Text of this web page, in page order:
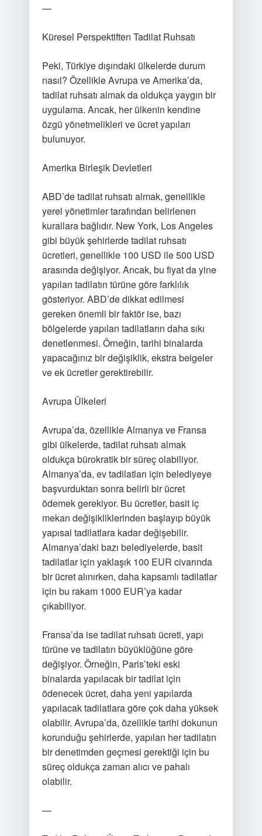
—
Küresel Perspektiften Tadilat Ruhsatı
Peki, Türkiye dışındaki ülkelerde durum
nasıl? Özellikle Avrupa ve Amerika’da,
tadilat ruhsatı almak da oldukça yaygın bir
uygulama. Ancak, her ülkenin kendine
özgü yönetmelikleri ve ücret yapıları
bulunuyor.
Amerika Birleşik Devletleri
ABD’de tadilat ruhsatı almak, genellikle
yerel yönetimler tarafından belirlenen
kurallara bağlıdır. New York, Los Angeles
gibi büyük şehirlerde tadilat ruhsatı
ücretleri, genellikle 100 USD ile 500 USD
arasında değişiyor. Ancak, bu fiyat da yine
yapılan tadilatın türüne göre farklılık
gösteriyor. ABD’de dikkat edilmesi
gereken önemli bir faktör ise, bazı
bölgelerde yapılan tadilatların daha sıkı
denetlenmesi. Örneğin, tarihi binalarda
yapacağınız bir değişiklik, ekstra belgeler
ve ek ücretler gerektirebilir.
Avrupa Ülkeleri
Avrupa’da, özellikle Almanya ve Fransa
gibi ülkelerde, tadilat ruhsatı almak
oldukça bürokratik bir süreç olabiliyor.
Almanya’da, ev tadilatları için belediyeye
başvurduktan sonra belirli bir ücret
ödemek gerekiyor. Bu ücretler, basit iç
mekan değişikliklerinden başlayıp büyük
yapısal tadilatlara kadar değişebilir.
Almanya’daki bazı belediyelerde, basit
tadilatlar için yaklaşık 100 EUR civarında
bir ücret alınırken, daha kapsamlı tadilatlar
için bu rakam 1000 EUR’ya kadar
çıkabiliyor.
Fransa’da ise tadilat ruhsatı ücreti, yapı
türüne ve tadilatın büyüklüğüne göre
değişiyor. Örneğin, Paris’teki eski
binalarda yapılacak bir tadilat için
ödenecek ücret, daha yeni yapılarda
yapılacak tadilatlara göre çok daha yüksek
olabilir. Avrupa’da, özellikle tarihi dokunun
korunduğu şehirlerde, yapılan her tadilatın
bir denetimden geçmesi gerektiği için bu
süreç oldukça zaman alıcı ve pahalı
olabilir.
—